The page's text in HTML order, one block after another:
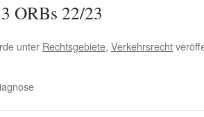
ORBs 22/23
unter Rechtsgebiete, Verkehrsrecht